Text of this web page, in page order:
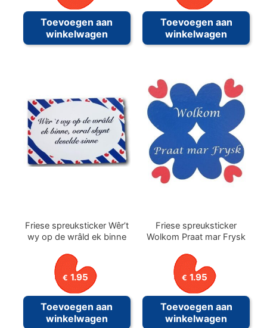
Toevoegen aan
winkelwagen
Toevoegen aan
winkelwagen
Friese spreuksticker Wêr’t
wy op de wrâld ek binne
€ 1.95
Toevoegen aan
winkelwagen
Friese spreuksticker
Wolkom Praat mar Frysk
€ 1.95
Toevoegen aan
winkelwagen